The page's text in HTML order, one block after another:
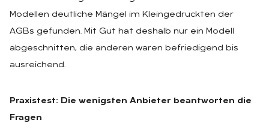
Modellen deutliche Mängel im Kleingedruckten der
AGBs gefunden. Mit Gut hat deshalb nur ein Modell
abgeschnitten, die anderen waren befriedigend bis
ausreichend.
Praxistest: Die wenigsten Anbieter beantworten die
Fragen